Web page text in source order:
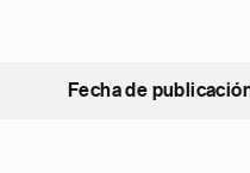
Fecha de